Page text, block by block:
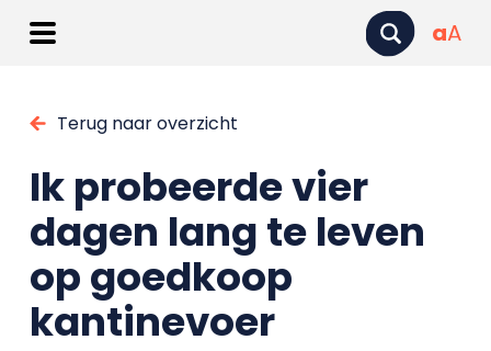
aA
Terug naar overzicht
Ik probeerde vier
dagen lang te leven
op goedkoop
kantinevoer